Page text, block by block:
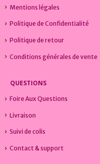
Mentions légales
Politique de Confidentialité
Politique de retour
Conditions générales de vente
QUESTIONS
Foire Aux Questions
Livraison
Suivi de colis
Contact & support